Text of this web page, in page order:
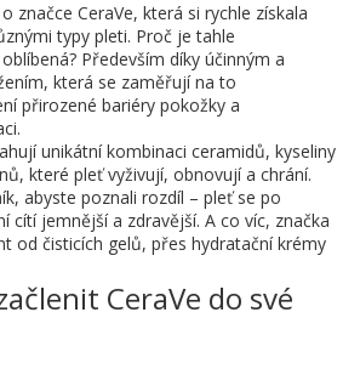
značce CeraVe, která si rychle získala
typy pleti. Proč je tahle
Především díky účinným a
která se zaměřují na to
přirozené bariéry pokožky a
unikátní kombinaci ceramidů, kyseliny
které pleť vyživují, obnovují a chrání.
abyste poznali rozdíl – pleť se po
cítí jemnější a zdravější. A co víc, značka
od čisticích gelů, přes hydratační krémy
CeraVe do své